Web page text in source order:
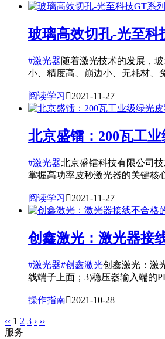
玻璃高效切孔-光至科
#激光器随着激光技术的发展，
小、精度高、崩边小、无耗材、
阅读学习 2021-11-27
北京盛镭：200瓦工
#激光器北京盛镭科技有限公司
掌握高功率皮秒激光器的关键核
阅读学习 2021-11-27
创鑫激光：激光器接
#激光器#创鑫激光创鑫激光：激
线端子上面；3)稳压器输入端的
操作指南2021-10-28
‹‹ 1 2 3 › ››
服务